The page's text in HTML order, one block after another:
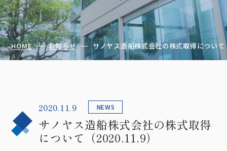
HOME お知らせ サノヤス造船株式会社の株式取得につい
2020.11.9 NEWS
サノヤス造船株式会社の株式取得
について（2020.11.9）